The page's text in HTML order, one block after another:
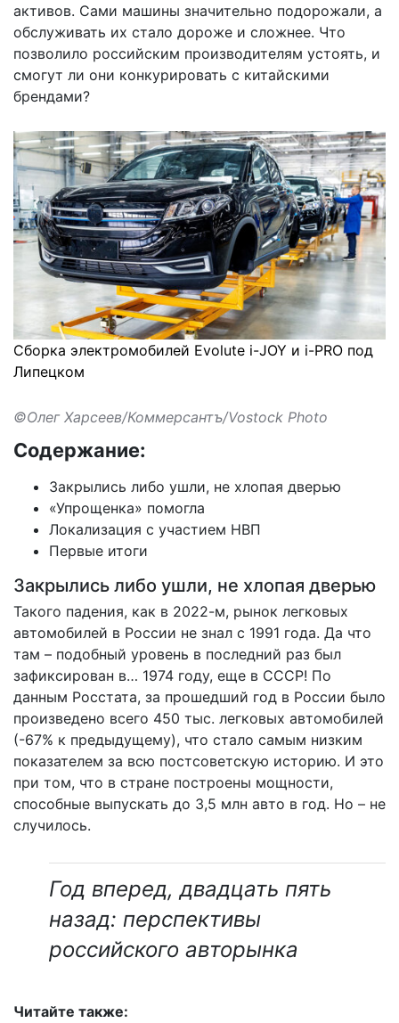
активов. Сами машины значительно подорожали, а
обслуживать их стало дороже и сложнее. Что
позволило российским производителям устоять, и
смогут ли они конкурировать с китайскими
брендами?
Сборка электромобилей Evolute i-JOY и i-PRO под
Липецком
©Олег Харсеев/Коммерсантъ/Vostock Photo
Содержание:
Закрылись либо ушли, не хлопая дверью
«Упрощенка» помогла
Локализация с участием НВП
Первые итоги
Закрылись либо ушли, не хлопая дверью
Такого падения, как в 2022-м, рынок легковых
автомобилей в России не знал с 1991 года. Да что
там – подобный уровень в последний раз был
зафиксирован в… 1974 году, еще в СССР! По
данным Росстата, за прошедший год в России было
произведено всего 450 тыс. легковых автомобилей
(-67% к предыдущему), что стало самым низким
показателем за всю постсоветскую историю. И это
при том, что в стране построены мощности,
способные выпускать до 3,5 млн авто в год. Но – не
случилось.
Год вперед, двадцать пять
назад: перспективы
российского авторынка
Читайте также: